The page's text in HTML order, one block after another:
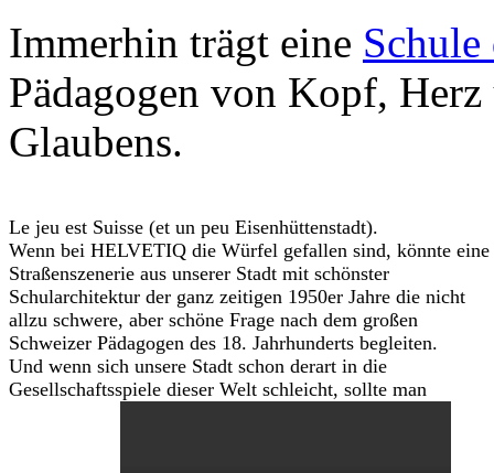
Immerhin trägt eine Schule
Pädagogen von Kopf,
Glaubens.
Le jeu est Suisse (et un peu Eisenhüttenstadt).
Wenn bei HELVETIQ die Würfel gefallen sind, könnte eine
Straßenszenerie aus unserer Stadt mit schönster
Schularchitektur der ganz zeitigen 1950er Jahre die nicht
allzu schwere, aber schöne Frage nach dem großen
Schweizer Pädagogen des 18. Jahrhunderts begleiten.
Und wenn sich unsere Stadt schon derart in die
Gesellschaftsspiele dieser Welt schleicht, sollte man